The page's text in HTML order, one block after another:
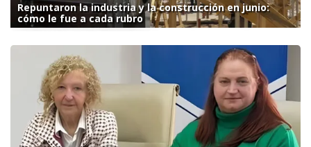
Repuntaron la industria y la construcción en junio:
cómo le fue a cada rubro